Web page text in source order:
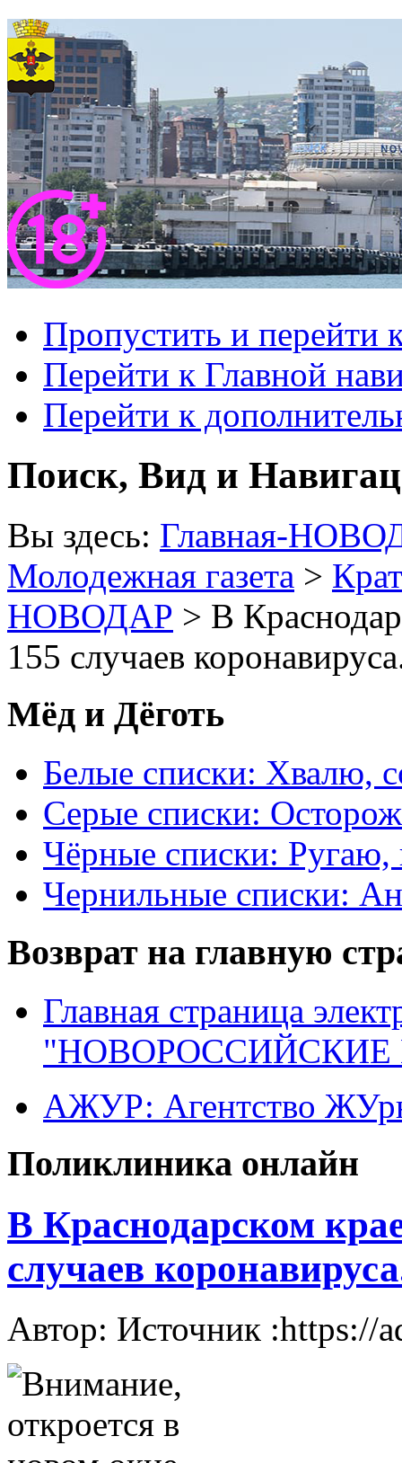
Пропустить и перейти
Перейти к Главной
Перейти к
Поиск, Вид и
Вы здесь: Главная-
Молодежная газета >
НОВОДАР > В
155 случаев
Мёд и Дёготь
Белые списки: Хвалю,
Серые списки:
Чёрные списки: Ругаю,
Чернильные списки:
Возврат на главную
Главная страница
"НОВОРОССИЙСКИЕ
АЖУР: Агентство
Поликлиника онлайн
В Краснодарском
случаев
Автор: Источник :https://